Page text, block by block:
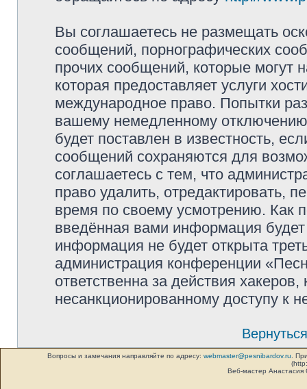
Вы соглашаетесь не размещать
сообщений, порнографических
прочих сообщений, которые могут
которая предоставляет услуги
международное право. Попытки
вашему немедленному
будет поставлен в известность,
сообщений сохраняются для
соглашаетесь с тем, что
право удалить, отредактировать,
время по своему усмотрению. Как
введённая вами информация
информация не будет открыта
администрация конференции
ответственна за действия
несанкционированному доступу к
Вопросы и замечания направляйте по адресу: webmaster@pesnibardov.ru .
Веб-мастер